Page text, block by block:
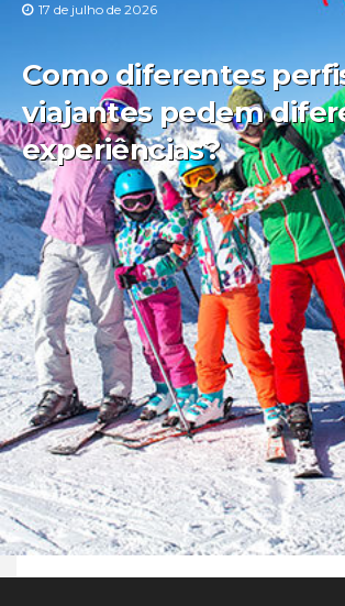
17 de julho de 2026
Como diferentes
viajantes pedem
experiências?